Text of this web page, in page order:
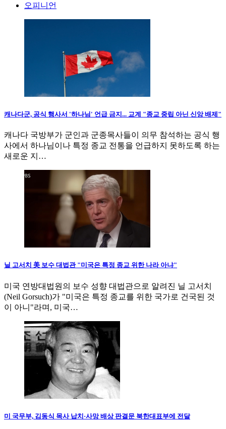
오피니언
캐나다군, 공식 행사서 '하나님' 언급 금지... 교계 "종교 중립 아닌 신앙 배제"
캐나다 국방부가 군인과 군종목사들이 의무 참석하는 공식 행
사에서 하나님이나 특정 종교 전통을 언급하지 못하도록 하는
새로운 지…
닐 고서치 美 보수 대법관 "미국은 특정 종교 위한 나라 아냐"
미국 연방대법원의 보수 성향 대법관으로 알려진 닐 고서치
(Neil Gorsuch)가 "미국은 특정 종교를 위한 국가로 건국된 것
이 아니"라며, 미국…
미 국무부, 김동식 목사 납치·사망 배상 판결문 북한대표부에 전달